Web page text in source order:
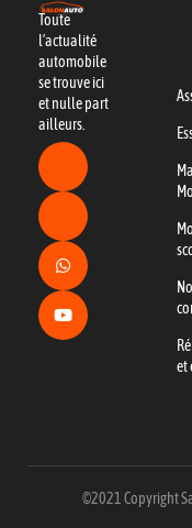
Toute
l’actualité
automobile
se trouve ici
et nulle part
ailleurs.
et
©2021 Copyright